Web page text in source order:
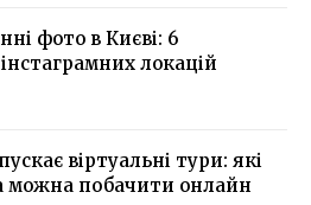
фото в Києві: 6
локацій
віртуальні тури: які
можна побачити онлайн